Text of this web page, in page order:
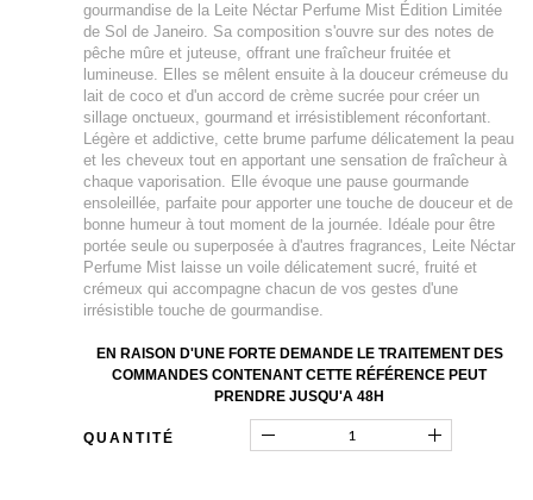
gourmandise de la Leite Néctar Perfume Mist Édition Limitée
de Sol de Janeiro. Sa composition s'ouvre sur des notes de
pêche mûre et juteuse, offrant une fraîcheur fruitée et
lumineuse. Elles se mêlent ensuite à la douceur crémeuse du
lait de coco et d'un accord de crème sucrée pour créer un
sillage onctueux, gourmand et irrésistiblement réconfortant.
Légère et addictive, cette brume parfume délicatement la peau
et les cheveux tout en apportant une sensation de fraîcheur à
chaque vaporisation. Elle évoque une pause gourmande
ensoleillée, parfaite pour apporter une touche de douceur et de
bonne humeur à tout moment de la journée. Idéale pour être
portée seule ou superposée à d'autres fragrances, Leite Néctar
Perfume Mist laisse un voile délicatement sucré, fruité et
crémeux qui accompagne chacun de vos gestes d'une
irrésistible touche de gourmandise.
EN RAISON D'UNE FORTE DEMANDE LE TRAITEMENT DES
COMMANDES CONTENANT CETTE RÉFÉRENCE PEUT
PRENDRE JUSQU'A 48H
QUANTITÉ